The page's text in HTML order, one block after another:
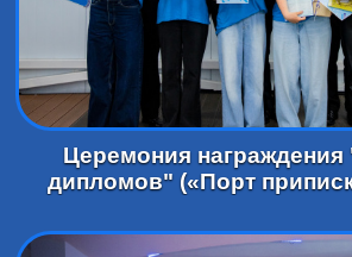
Церемония награждения
дипломов" («Порт